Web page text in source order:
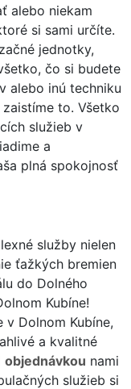
alebo niekam
si sami určíte.
jednotky,
čo si budete
alebo inú techniku
to. Všetko
služieb v
a
plná spokojnosť
služby nielen
ťažkých bremien
do Dolného
Kubíne!
v Dolnom Kubíne,
a kvalitné
objednávkou nami
služieb si